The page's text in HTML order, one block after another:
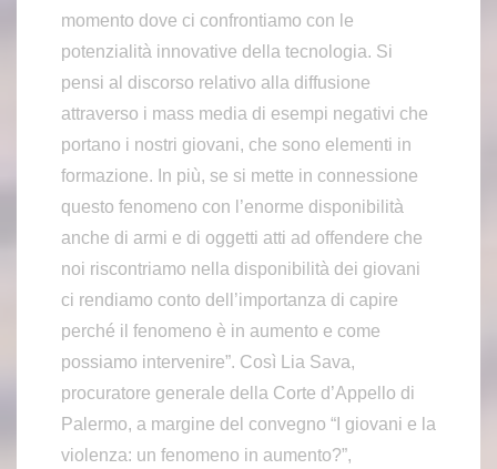
momento dove ci confrontiamo con le
potenzialità innovative della tecnologia. Si
pensi al discorso relativo alla diffusione
attraverso i mass media di esempi negativi che
portano i nostri giovani, che sono elementi in
formazione. In più, se si mette in connessione
questo fenomeno con l’enorme disponibilità
anche di armi e di oggetti atti ad offendere che
noi riscontriamo nella disponibilità dei giovani
ci rendiamo conto dell’importanza di capire
perché il fenomeno è in aumento e come
possiamo intervenire”. Così Lia Sava,
procuratore generale della Corte d’Appello di
Palermo, a margine del convegno “I giovani e la
violenza: un fenomeno in aumento?”,